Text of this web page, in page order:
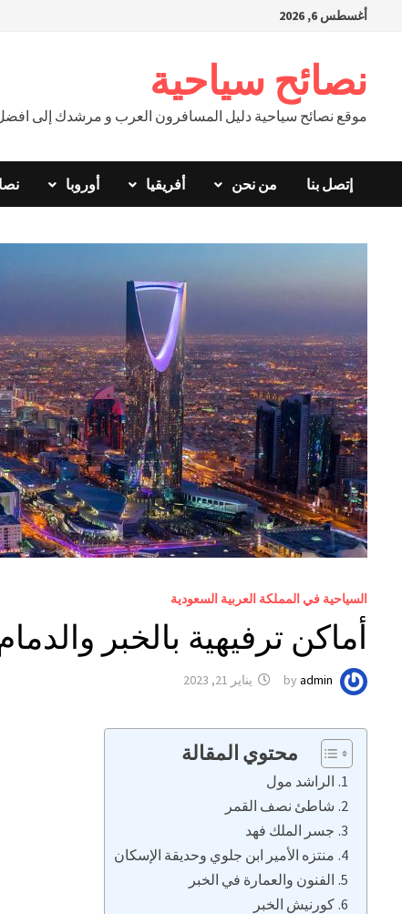
أغسطس 6, 2026
نصائح سياحية
موقع نصائح سياحية دليل المسافرون العرب و مرشدك إلى
إتصل بنا من نحن أفريقيا أوروبا
السياحية في المملكة العربية السعودية
أماكن ترفيهية بالخبر
by admin يناير 21, 2023
محتوي المقالة
الراشد مول
شاطئ نصف القمر
جسر الملك فهد
منتزه الأمير ابن جلوي وحديقة الإسكان
الفنون والعمارة في الخبر
كورنيش الخبر